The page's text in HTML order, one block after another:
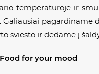
temperatūroje ir
Galiausiai
sviesto ir dedame į
Food for your mood